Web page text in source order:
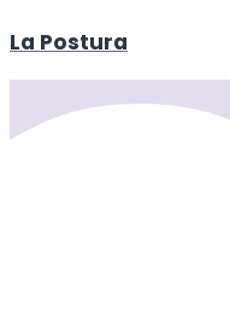
La Postura